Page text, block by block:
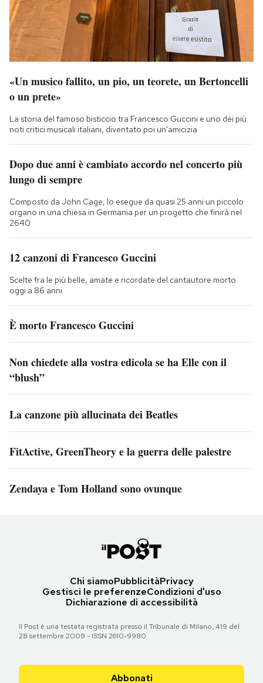
«Un musico fallito, un pio, un teorete, un Bertoncelli
o un prete»
La storia del famoso bisticcio tra Francesco Guccini e uno dei più
noti critici musicali italiani, diventato poi un'amicizia
Dopo due anni è cambiato accordo nel concerto più
lungo di sempre
Composto da John Cage, lo esegue da quasi 25 anni un piccolo
organo in una chiesa in Germania per un progetto che finirà nel
2640
12 canzoni di Francesco Guccini
Scelte fra le più belle, amate e ricordate del cantautore morto
oggi a 86 anni
È morto Francesco Guccini
Non chiedete alla vostra edicola se ha Elle con il
“blush”
La canzone più allucinata dei Beatles
FitActive, GreenTheory e la guerra delle palestre
Zendaya e Tom Holland sono ovunque
Chi siamoPubblicitàPrivacy
Gestisci le preferenzeCondizioni d'uso
Dichiarazione di accessibilità
Il Post è una testata registrata presso il Tribunale di Milano, 419 del
28 settembre 2009 - ISSN 2610-9980
Abbonati